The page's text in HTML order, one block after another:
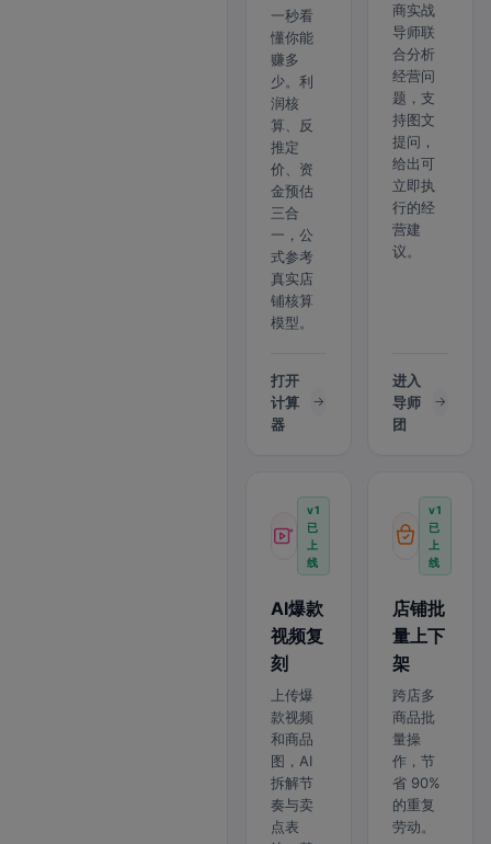
一秒看
懂你能
赚多
少。利
润核
算、反
推定
价、资
金预估
三合
一，公
式参考
真实店
铺核算
模型。
打开
计算
器
商实战
导师联
合分析
经营问
题，支
持图文
提问，
给出可
立即执
行的经
营建
议。
进入
导师
团
v1
已
上
线
AI爆款
视频复
刻
上传爆
款视频
和商品
图，AI
拆解节
奏与卖
点表
v1
已
上
线
店铺批
量上下
架
跨店多
商品批
量操
作，节
省 90%
的重复
劳动。